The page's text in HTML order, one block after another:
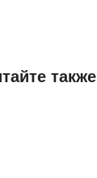
также